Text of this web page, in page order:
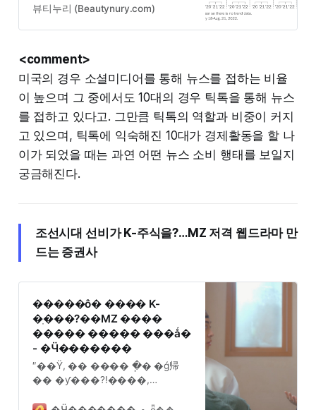
고 있는 ‘영 브랜드’라면 틱톡을 활용
용하는 방식이 바뀌고 있다는 조사
결과를 발표했다. 미국 성인의...
뷰티누리 (Beautynury.com)
<comment>
미국의 경우 소셜미디어를 통해 뉴스를 접하는 비율
이 높으며 그 중에서도 10대의 경우 틱톡을 통해 뉴스
를 접하고 있다고. 그만큼 틱톡의 역할과 비중이 커지
고 있으며, 틱톡에 익숙해진 10대가 경제활동을 할 나
이가 되었을 때는 과연 어떤 뉴스 소비 행태를 보일지
궁금해진다.
조선시대 선비가 K-주식을?…MZ 저격 웹드라마 만
드는 증권사
�����ô� ���� K-
�ֽ���?��MZ ����
����� ����� ���ǻ�
- �Ӵ�������
″��Ÿ, �� ���� �ֽ� �ǵ帰
�� �ƴ���?!����,
������ ‘�ݹ���’(��MZ).